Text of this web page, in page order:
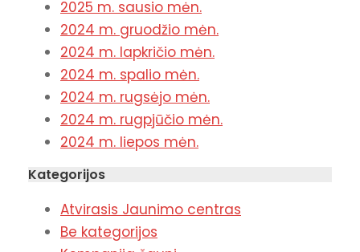
2025 m. sausio mėn.
2024 m. gruodžio mėn.
2024 m. lapkričio mėn.
2024 m. spalio mėn.
2024 m. rugsėjo mėn.
2024 m. rugpjūčio mėn.
2024 m. liepos mėn.
Kategorijos
Atvirasis Jaunimo centras
Be kategorijos